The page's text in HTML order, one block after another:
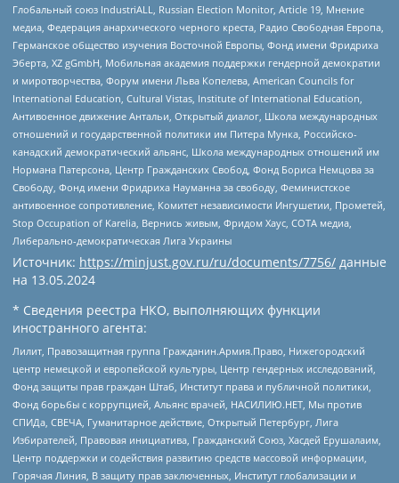
Глобальный союз IndustriALL, Russian Election Monitor, Article 19, Мнение
медиа, Федерация анархического черного креста, Радио Свободная Европа,
Германское общество изучения Восточной Европы, Фонд имени Фридриха
Эберта, XZ gGmbH, Мобильная академия поддержки гендерной демократии
и миротворчества, Форум имени Льва Копелева, American Councils for
International Education, Cultural Vistas, Institute of International Education,
Антивоенное движение Антальи, Открытый диалог, Школа международных
отношений и государственной политики им Питера Мунка, Российско-
канадский демократический альянс, Школа международных отношений им
Нормана Патерсона, Центр Гражданских Свобод, Фонд Бориса Немцова за
Свободу, Фонд имени Фридриха Науманна за свободу, Феминистское
антивоенное сопротивление, Комитет независимости Ингушетии, Прометей,
Stop Occupation of Karelia, Вернись живым, Фридом Хаус, СОТА медиа,
Либерально-демократическая Лига Украины
Источник: https://minjust.gov.ru/ru/documents/7756/ данные
на 13.05.2024
* Сведения реестра НКО, выполняющих функции
иностранного агента:
Лилит, Правозащитная группа Гражданин.Армия.Право, Нижегородский
центр немецкой и европейской культуры, Центр гендерных исследований,
Фонд защиты прав граждан Штаб, Институт права и публичной политики,
Фонд борьбы с коррупцией, Альянс врачей, НАСИЛИЮ.НЕТ, Мы против
СПИДа, СВЕЧА, Гуманитарное действие, Открытый Петербург, Лига
Избирателей, Правовая инициатива, Гражданский Союз, Хасдей Ерушалаим,
Центр поддержки и содействия развитию средств массовой информации,
Горячая Линия, В защиту прав заключенных, Институт глобализации и